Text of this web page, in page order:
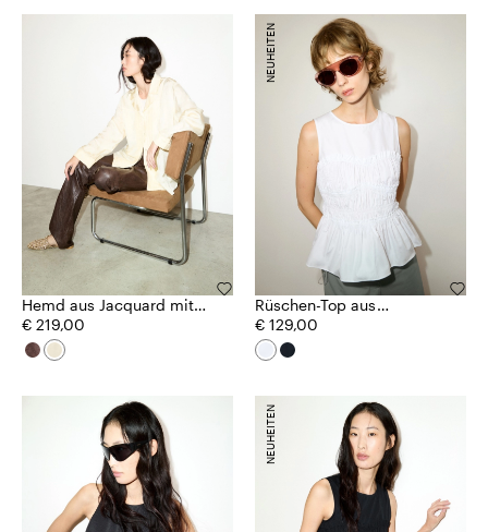
Hemd aus Jacquard mit
Spitzenbesatz
€ 219,00
Rüschen-Top aus
Baumwoll-Popeline
€ 129,00
NEUHEITEN
NEUHEITEN